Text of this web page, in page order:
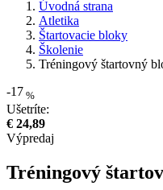
Úvodná strana
Atletika
Štartovacie bloky
Školenie
Tréningový štartovný
-17 %
Ušetríte:
€ 24,89
Výpredaj
Tréningový